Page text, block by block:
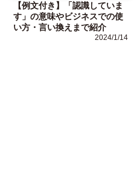
【例文付き】「認識していま
す」の意味やビジネスでの使
い方・言い換えまで紹介
2024/1/14